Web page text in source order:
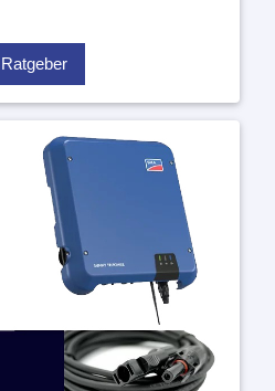
Ratgeber